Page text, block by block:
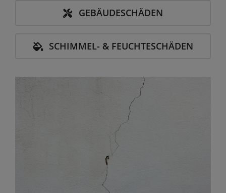
GEBÄUDESCHÄDEN
SCHIMMEL- & FEUCHTE­SCHÄDEN